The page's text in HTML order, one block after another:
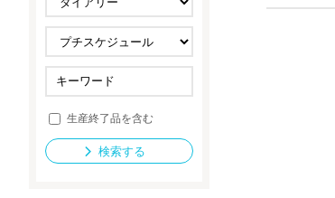
防災・
セキュリティ用品
法人向け製品
導入事例
生産終了品を含む
検索する